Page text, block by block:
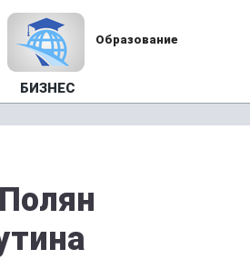
Образование
БИЗНЕС